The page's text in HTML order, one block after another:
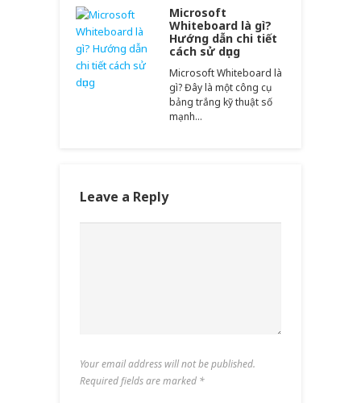
Microsoft
Whiteboard là gì?
Hướng dẫn chi tiết
cách sử dụng
Microsoft Whiteboard là
gì? Đây là một công cụ
bảng trắng kỹ thuật số
mạnh…
Leave a Reply
Your email address will not be published.
Required fields are marked *